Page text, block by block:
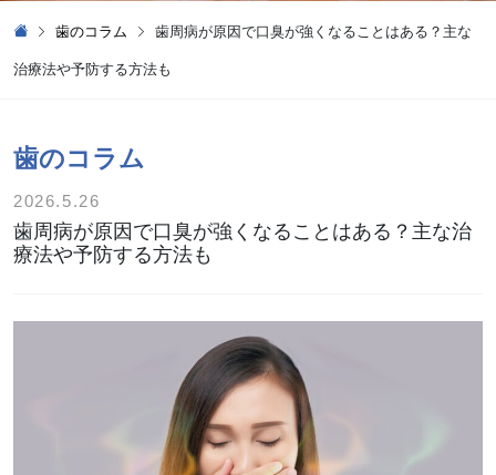
歯のコラム 歯周病が原因で口臭が強くなることはある？主な
治療法や予防する方法も
歯のコラム
2026.5.26
歯周病が原因で口臭が強くなることはある？主な治
療法や予防する方法も